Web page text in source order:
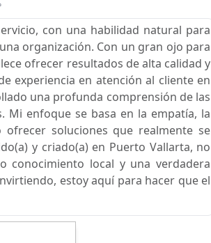
con una habilidad natural para
organización. Con un gran ojo para
ofrecer resultados de alta calidad y
experiencia en atención al cliente en
una profunda comprensión de las
Mi enfoque se basa en la empatía, la
ofrecer soluciones que realmente se
y criado(a) en Puerto Vallarta, no
conocimiento local y una verdadera
estoy aquí para hacer que el